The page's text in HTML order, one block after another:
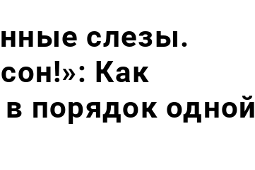
слезы.
Как
порядок одной